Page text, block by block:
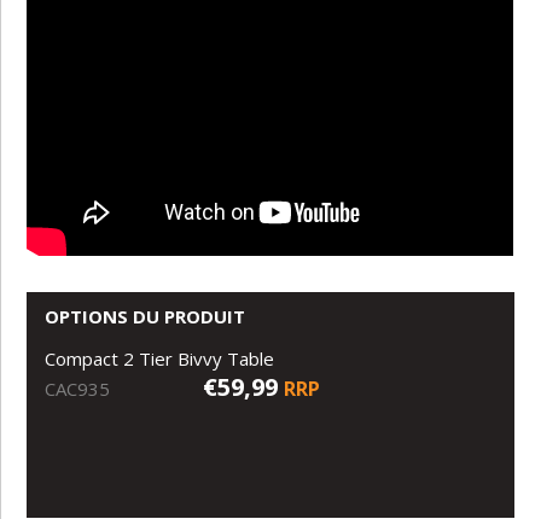
OPTIONS DU PRODUIT
Compact 2 Tier Bivvy Table
CAC935
€59,99 RRP